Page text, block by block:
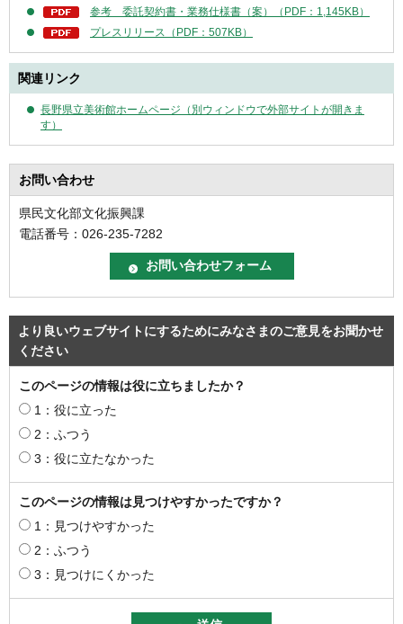
参考 委託契約書・業務仕様書（案）（PDF：1,145KB）
プレスリリース（PDF：507KB）
関連リンク
長野県立美術館ホームページ（別ウィンドウで外部サイトが開きま
す）
お問い合わせ
県民文化部文化振興課
電話番号：026-235-7282
より良いウェブサイトにするためにみなさまのご意見をお聞かせ
ください
このページの情報は役に立ちましたか？
1：役に立った
2：ふつう
3：役に立たなかった
このページの情報は見つけやすかったですか？
1：見つけやすかった
2：ふつう
3：見つけにくかった